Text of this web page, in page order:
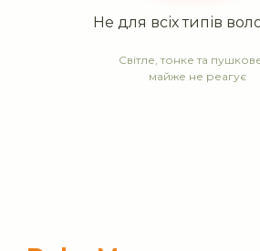
Не для всіх типів
Світле, тонке та
майже не реагує